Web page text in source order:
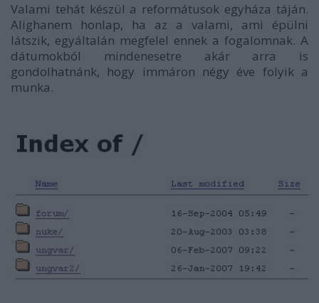
Valami tehát készül a reformátusok egyháza táján.
Alighanem honlap, ha az a valami, ami épülni
látszik, egyáltalán megfelel ennek a fogalomnak. A
dátumokból mindenesetre akár arra is
gondolhatnánk, hogy immáron négy éve folyik a
munka.